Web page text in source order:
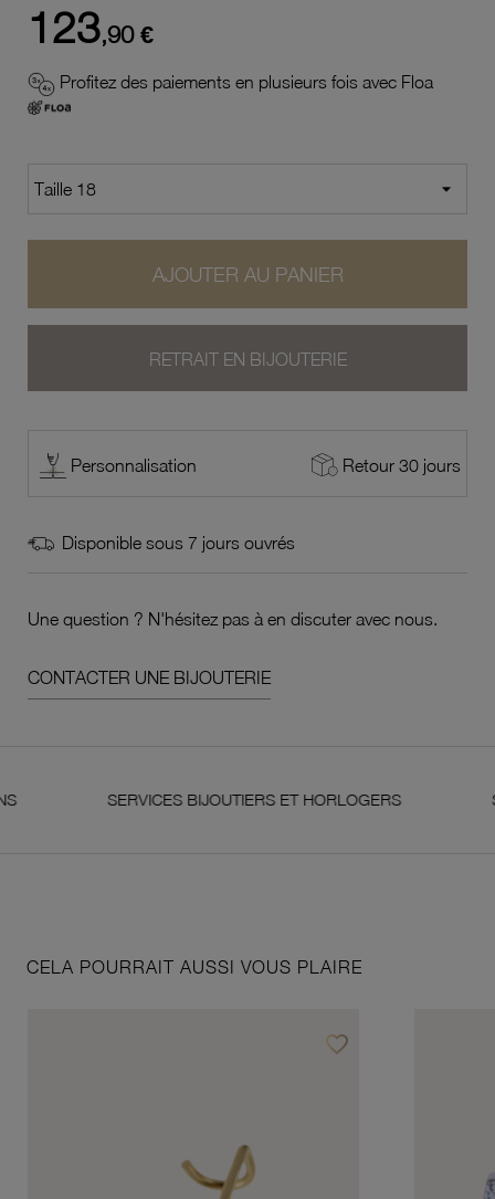
123,90 €
Profitez des paiements en plusieurs fois avec Floa
AJOUTER AU PANIER
RETRAIT EN BIJOUTERIE
Personnalisation Retour 30 jours
Disponible sous 7 jours ouvrés
Une question ? N'hésitez pas à en discuter avec nous.
CONTACTER UNE BIJOUTERIE
SERVICES BIJOUTIERS ET HORLOGERS
CELA POURRAIT AUSSI VOUS PLAIRE
favorite_borderAjouter à vos favoris